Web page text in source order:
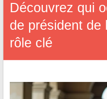
Découvrez qui
de président de
rôle clé